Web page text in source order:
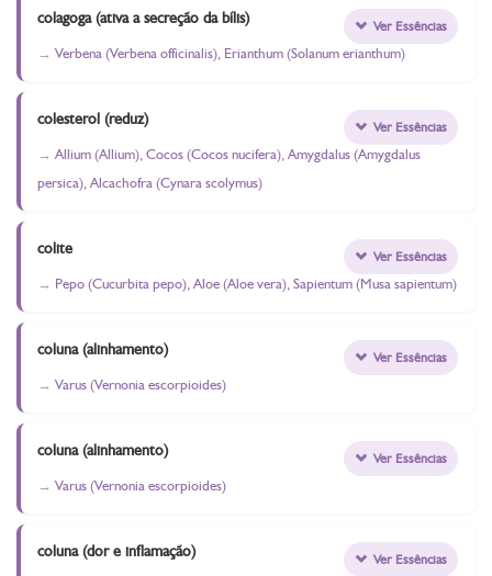
colagoga (ativa a secreção da bílis)
Verbena (Verbena officinalis), Erianthum (Solanum erianthum)
Ver Essências
colesterol (reduz)
Allium (Allium), Cocos (Cocos nucifera), Amygdalus (Amygdalus
persica), Alcachofra (Cynara scolymus)
Ver Essências
colite
Pepo (Cucurbita pepo), Aloe (Aloe vera), Sapientum (Musa sapientum)
Ver Essências
coluna (alinhamento)
Varus (Vernonia escorpioides)
Ver Essências
coluna (alinhamento)
Varus (Vernonia escorpioides)
Ver Essências
coluna (dor e inflamação) Ver Essências